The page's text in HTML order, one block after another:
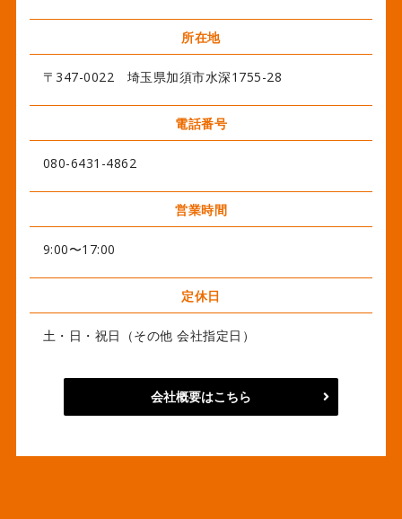
所在地
〒347-0022 埼玉県加須市水深1755-28
電話番号
080-6431-4862
営業時間
9:00〜17:00
定休日
土・日・祝日（その他 会社指定日）
会社概要はこちら